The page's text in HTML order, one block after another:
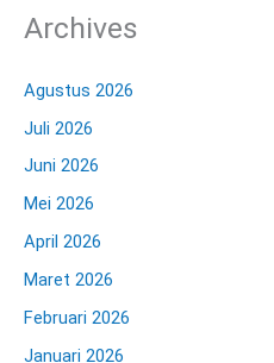
Archives
Agustus 2026
Juli 2026
Juni 2026
Mei 2026
April 2026
Maret 2026
Februari 2026
Januari 2026